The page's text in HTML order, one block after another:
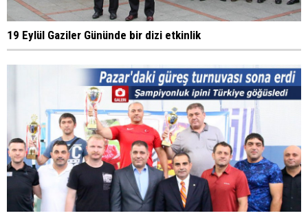
19 Eylül Gaziler Gününde bir dizi etkinlik